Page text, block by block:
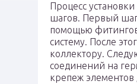
Процесс
шагов. Первый
помощью
систему. После
коллектору.
соединений на
крепеж элементов